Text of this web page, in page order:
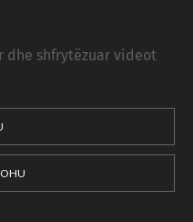
dhe shfrytëzuar videot